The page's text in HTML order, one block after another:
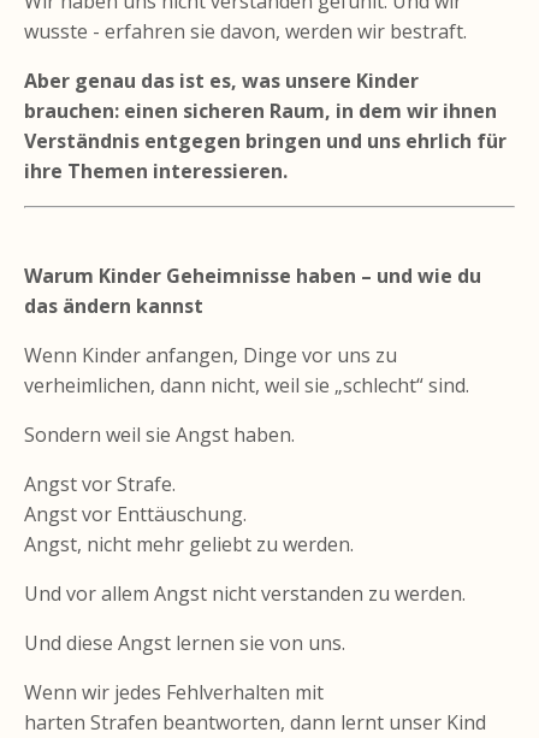
wusste - erfahren sie davon, werden wir bestraft.
Aber genau das ist es, was unsere Kinder
brauchen: einen sicheren Raum, in dem wir ihnen
Verständnis entgegen bringen und uns ehrlich für
ihre Themen interessieren.
Warum Kinder Geheimnisse haben – und wie du
das ändern kannst
Wenn Kinder anfangen, Dinge vor uns zu
verheimlichen, dann nicht, weil sie „schlecht“ sind.
Sondern weil sie Angst haben.
Angst vor Strafe.
Angst vor Enttäuschung.
Angst, nicht mehr geliebt zu werden.
Und vor allem Angst nicht verstanden zu werden.
Und diese Angst lernen sie von uns.
Wenn wir jedes Fehlverhalten mit
harten Strafen beantworten, dann lernt unser Kind